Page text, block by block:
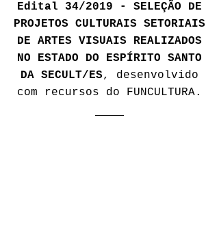
Edital 34/2019 - SELEÇÃO DE
PROJETOS CULTURAIS SETORIAIS
DE ARTES VISUAIS REALIZADOS
NO ESTADO DO ESPÍRITO SANTO
DA SECULT/ES, desenvolvido
com recursos do FUNCULTURA.